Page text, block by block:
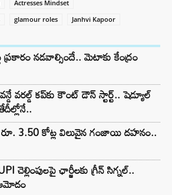
Actresses Mindset
glamour roles Janhvi Kapoor
నడవాల్సిందే.. మెటాకు కేంద్రం
వరల్డ్ కప్‌కు కౌంట్ డౌన్ స్టార్ట్.. షెడ్యూల్
రూ. 3.50 కోట్ల విలువైన గంజాయి దహనం..
చెల్లింపులపై ఛార్జీలకు గ్రీన్ సిగ్నల్..